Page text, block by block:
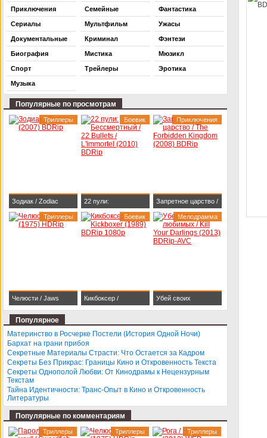
Приключения
Сериалы
Документальные
Биография
Спорт
Музыка
Семейные
Мультфильм
Криминал
Мистика
Трейлеры
Фантастика
Ужасы
Фэнтези
Мюзикл
Эротика
Популярные по просмотрам
Зодиак / Zodiac
(2007) BDRip
Триллеры
22 пули:
Бессмертный / 22
Bullets / L'immortel
Боевик
Запретное царство /
The Forbidden
Kingdom (2008)
Приключения
Челюсти / Jaws
(1975) HDRip
Триллеры
Кикбоксер /
Боевик
Убей своих
Darlings (2013)
Мелодрамма
Популярное
Материнство в Росчерке Постели (История Одной Ночи)
Бархат на грани прибоя
Секретные Материалы Страсти: Что Остается за Кадром
Секреты Без Прикрас: Границы Кино и Откровенность Текста
Секреты Однополой Любви: От Кинодрамы к Нецензурным
Текстам
Тайна Идентичности: Транс-Опыт в Кино и Откровенность
Литературы
Популярные по комментариям
Триллеры Триллеры Триллеры